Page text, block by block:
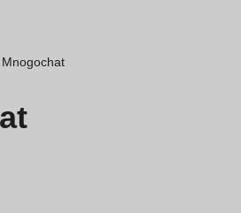
Mnogochat